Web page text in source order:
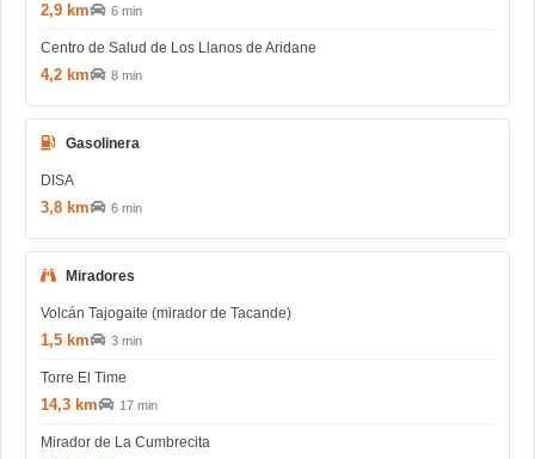
2,9 km 6 min
Centro de Salud de Los Llanos de Aridane
4,2 km 8 min
Gasolinera
DISA
3,8 km 6 min
Miradores
Volcán Tajogaite (mirador de Tacande)
1,5 km 3 min
Torre El Time
14,3 km 17 min
Mirador de La Cumbrecita